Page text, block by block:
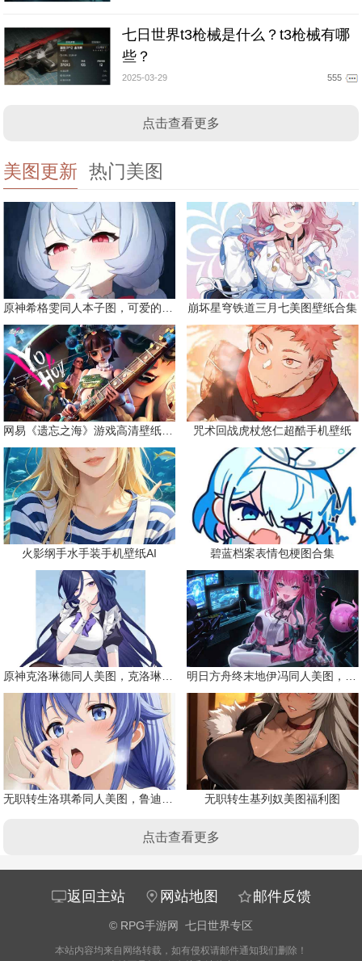
七日世界t3枪械是什么？t3枪械有哪
些？
2025-03-29 555
点击查看更多
美图更新 热门美图
崩坏星穹铁道三月七美图壁纸合集
咒术回战虎杖悠仁超酷手机壁纸
火影纲手水手装手机壁纸AI 碧蓝档案表情包梗图合集
无职转生基列奴美图福利图
点击查看更多
返回主站 网站地图 邮件反馈
© RPG手游网 七日世界专区
本站内容均来自网络转载，如有侵权请邮件通知我们删除！